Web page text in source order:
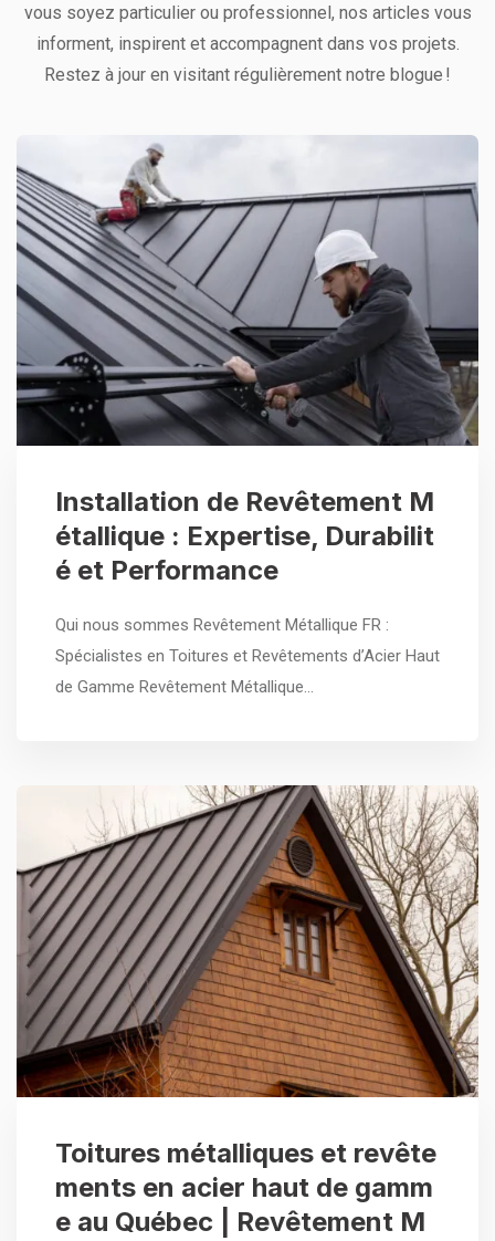
vous soyez particulier ou professionnel, nos articles vous
informent, inspirent et accompagnent dans vos projets.
Restez à jour en visitant régulièrement notre blogue !
Installation de Revêtement M
étallique : Expertise, Durabilit
é et Performance
Qui nous sommes Revêtement Métallique FR :
Spécialistes en Toitures et Revêtements d’Acier Haut
de Gamme Revêtement Métallique…
Toitures métalliques et revête
ments en acier haut de gamm
e au Québec | Revêtement M